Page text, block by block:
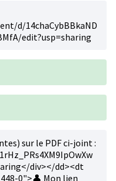
d/14chaCybBBkaND
edit?usp=sharing
sur le PDF ci-joint :
div></dd><dt
0">👤 Mon lien